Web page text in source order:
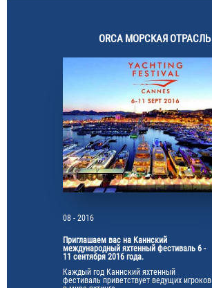
ORCA МОРСКАЯ ОТРАСЛЬ
08 - 2016
Приглашаем вас на Каннский
международный яхтенный фестиваль 6 -
11 сентября 2016 года.
Каждый год Каннский яхтенный
фестиваль приветствует ведущих игроков